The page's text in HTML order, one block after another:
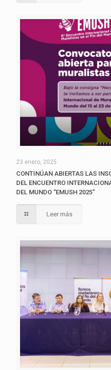
23 enero, 2025
CONTINÚAN ABIERTAS LAS
DEL ENCUENTRO
DEL MUNDO “EMUSH 2025”
Leer más